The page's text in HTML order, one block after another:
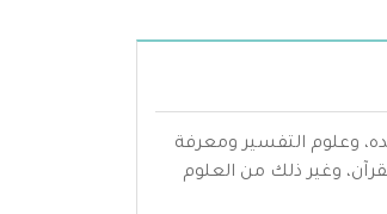
وعلوم التفسير ومعرفة
وغير ذلك من العلوم